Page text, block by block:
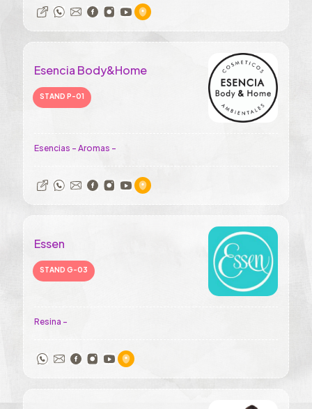
Esencia Body&Home
STAND P-01
Esencias - Aromas -
Essen
STAND G-03
Resina -